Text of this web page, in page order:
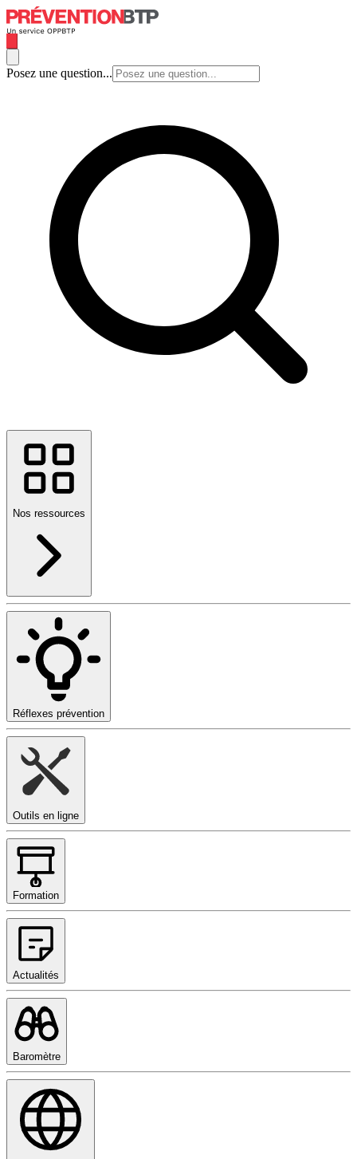
Posez une question...
Nos ressources
Réflexes prévention
Outils en ligne
Formation
Actualités
Baromètre